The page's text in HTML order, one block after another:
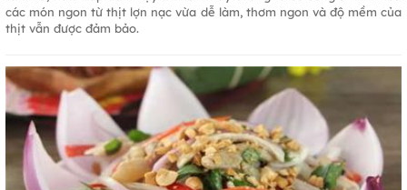
các món ngon từ thịt lợn nạc vừa dễ làm, thơm ngon và độ mềm của
thịt vẫn được đảm bảo.